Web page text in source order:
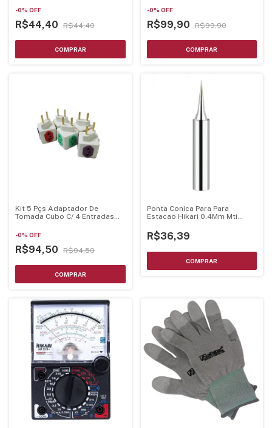
-0% OFF
R$44,40 R$44,40
-0% OFF
R$99,90 R$99,90
Kit 5 Pçs Adaptador De
Tomada Cubo C/ 4 Entradas
-0% OFF
R$94,50 R$94,50
Ponta Conica Para Para
Estacao Hikari 0.4Mm Mti
R$36,39